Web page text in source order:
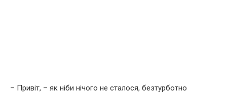
– Привіт, – як ніби нічого не сталося, безтурботно